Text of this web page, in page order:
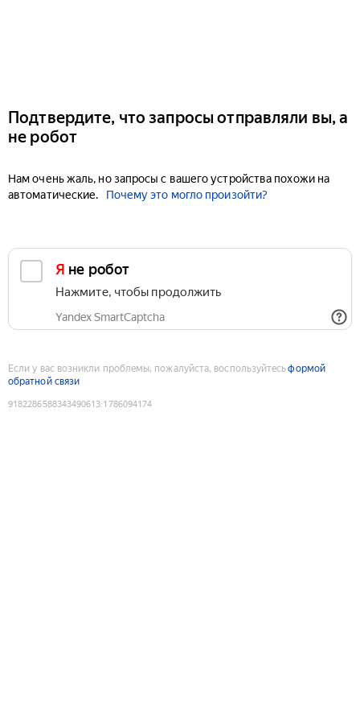
Подтвердите, что запросы отправляли вы, а
не робот
Нам очень жаль, но запросы с вашего устройства похожи на
автоматические.
Почему это могло произойти?
Я не робот
Нажмите, чтобы продолжить
Yandex SmartCaptcha
Если у вас возникли проблемы, пожалуйста, воспользуйтесьформой
обратной связи
9182286588343490613:1786094174